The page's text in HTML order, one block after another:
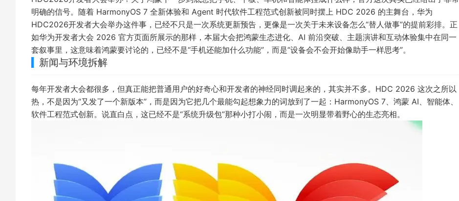
明确的信号。随着 HarmonyOS 7 全新体验和 Agent 时代软件工程范式创新被同时摆上 HDC 2026 的主舞台，华为
HDC2026开发者大会举办这件事，已经不只是一次系统更新预告，更像是一次关于未来设备怎么“替人做事”的提前彩排。正
如华为开发者大会 2026 官方页面所展示的那样，本届大会把鸿蒙生态进化、AI 前沿突破、主题演讲和互动体验集中在同一
套叙事里，这意味着鸿蒙要讨论的，已经不是“手机还能加什么功能”，而是“设备会不会开始像助手一样思考”。
新闻与环境拆解
每年开发者大会都很多，但真正能把普通用户的好奇心和开发者的神经同时调起来的，其实并不多。HDC 2026 这次之所以
热，不是因为“又发了一个新版本”，而是因为它把几个最能勾起想象力的词放到了一起：HarmonyOS 7、鸿蒙 AI、智能体、
软件工程范式创新。说直白点，这已经不是“系统升级包”那种小打小闹，而是一次明显带着野心的生态亮相。